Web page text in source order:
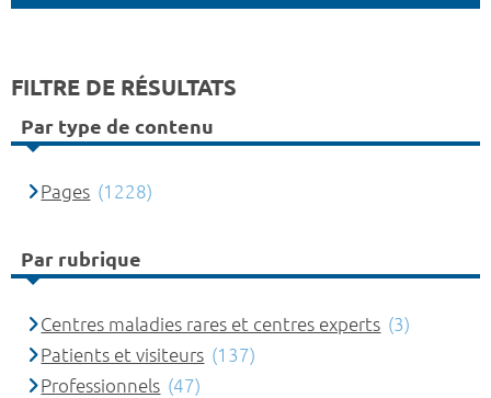
FILTRE DE RÉSULTATS
Par type de contenu
Pages (1228)
Par rubrique
Centres maladies rares et centres experts (3)
Patients et visiteurs (137)
Professionnels (47)